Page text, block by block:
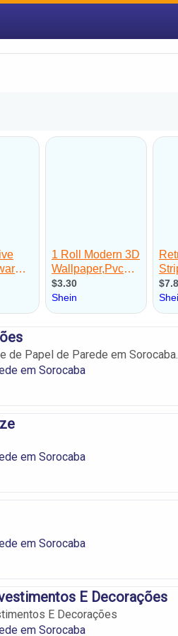
de Papel de Parede em Sorocaba.
em Sorocaba
em Sorocaba
em Sorocaba
E Decorações
E Decorações
em Sorocaba